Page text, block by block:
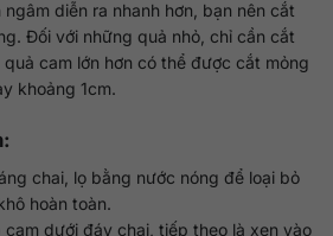
diễn ra nhanh hơn, bạn nên cắt
Đối với những quả nhỏ, chỉ cần cắt
cam lớn hơn có thể được cắt mỏng
khoảng 1cm.
chai, lọ bằng nước nóng để loại bỏ
hoàn toàn.
cam dưới đáy chai, tiếp theo là xen vào